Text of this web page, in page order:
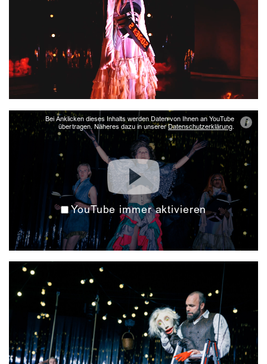
Bei Anklicken dieses Inhalts werden Daten von Ihnen an YouTube
übertragen. Näheres dazu in unsererDatenschutzerklärung. i
YouTube immer aktivieren